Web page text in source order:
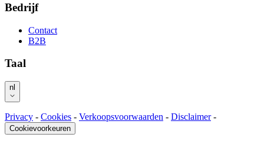
Bedrijf
Contact
B2B
Taal
nl
Privacy - Cookies - Verkoopsvoorwaarden - Disclaimer -
Cookievoorkeuren